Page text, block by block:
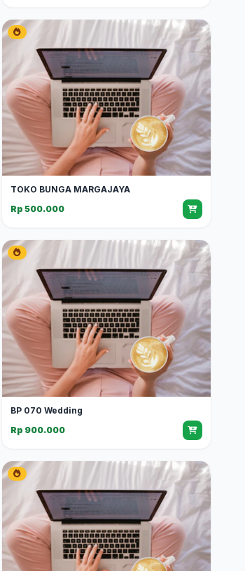
TOKO BUNGA MARGAJAYA
Rp 500.000
BP 070 Wedding
Rp 900.000